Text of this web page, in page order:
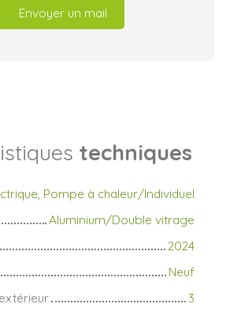
Envoyer un mail
techniques
Pompe à chaleur/Individuel
Aluminium/Double vitrage
2024
Neuf
3